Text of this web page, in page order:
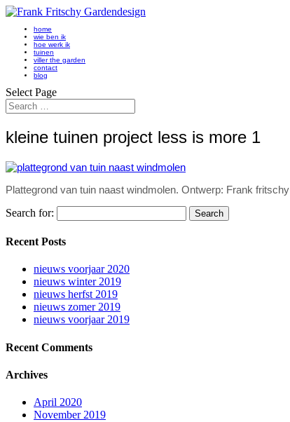
home
wie ben ik
hoe werk ik
tuinen
viller the garden
contact
blog
Select Page
kleine tuinen project less is more 1
Plattegrond van tuin naast windmolen. Ontwerp: Frank fritschy
Search for:
Recent Posts
nieuws voorjaar 2020
nieuws winter 2019
nieuws herfst 2019
nieuws zomer 2019
nieuws voorjaar 2019
Recent Comments
Archives
April 2020
November 2019